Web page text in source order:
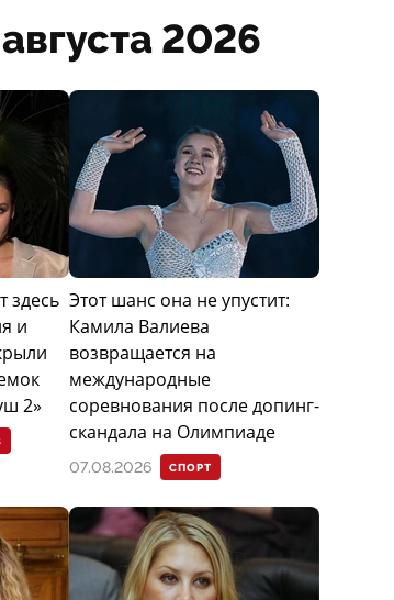
2026
здесь
и
2»
СПОРТ
Этот шанс она не упустит:
Камила Валиева
возвращается на
международные
соревнования после допинг-
скандала на Олимпиаде
07.08.2026